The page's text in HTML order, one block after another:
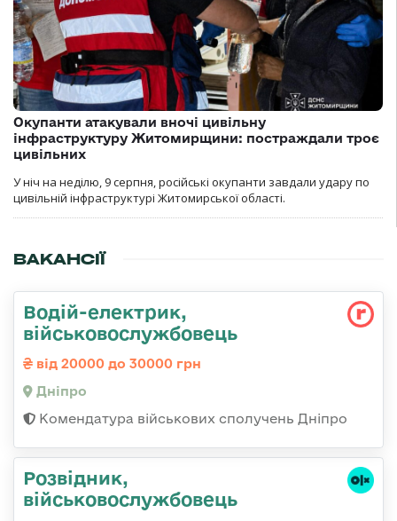
Окупанти атакували вночі цивільну
інфраструктуру Житомирщини: постраждали троє
цивільних
У ніч на неділю, 9 серпня, російські окупанти завдали удару по
цивільній інфраструктурі Житомирської області.
ВАКАНСІЇ
Водій-електрик,
військовослужбовець
від 20000 до 30000 грн
Дніпро
Комендатура військових сполучень Дніпро
Розвідник,
військовослужбовець